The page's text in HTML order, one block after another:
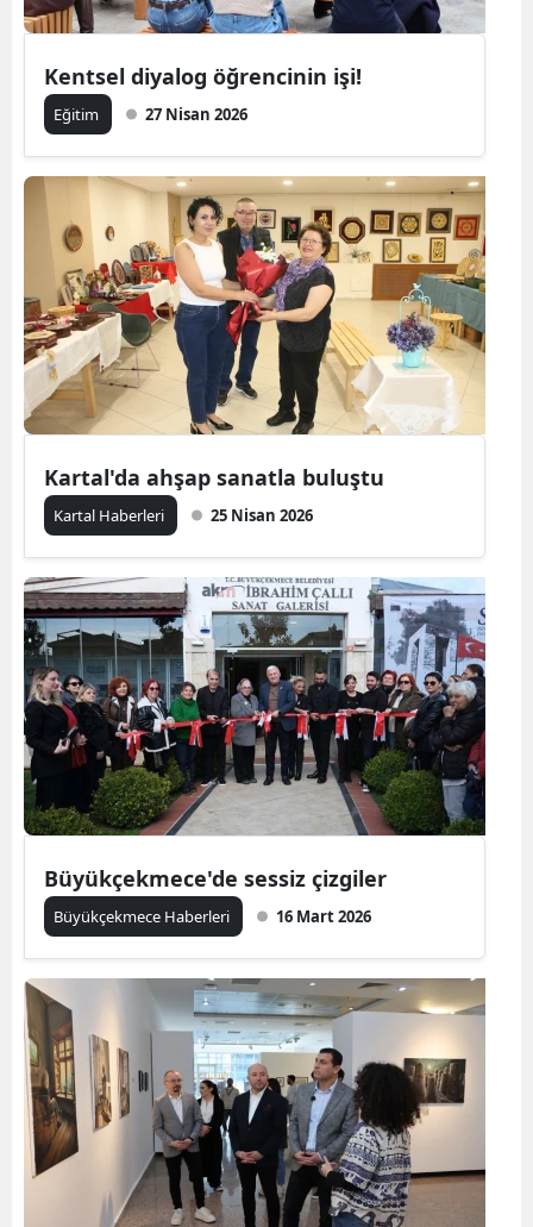
Kentsel diyalog öğrencinin işi!
Eğitim 27 Nisan 2026
Kartal'da ahşap sanatla buluştu
Kartal Haberleri 25 Nisan 2026
Büyükçekmece'de sessiz çizgiler
Büyükçekmece Haberleri 16 Mart 2026